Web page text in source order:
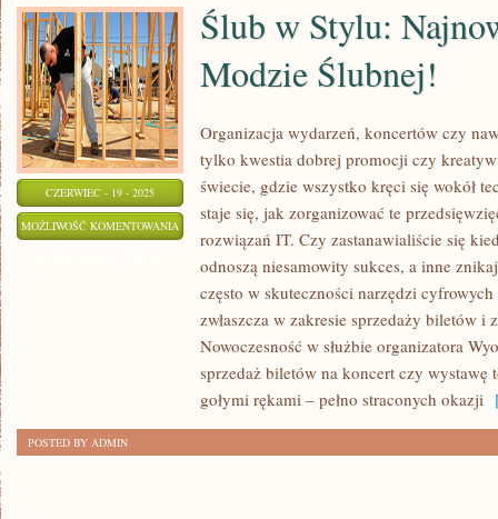
CZERWIEC - 19 - 2025
MOŻLIWOŚĆ KOMENTOWANIA
NAJNOWSZE
MODZIE
Ślub w Stylu:
Modzie Ślubnej!
Organizacja wydarzeń, koncertów czy
tylko kwestia dobrej promocji czy
świecie, gdzie wszystko kręci się wokół
staje się, jak zorganizować te
rozwiązań IT. Czy zastanawialiście się
odnoszą niesamowity sukces, a inne
często w skuteczności narzędzi
zwłaszcza w zakresie sprzedaży biletów i
Nowoczesność w służbie organizatora
sprzedaż biletów na koncert czy wystawę
gołymi rękami – pełno straconych okazji
POSTED BY ADMIN